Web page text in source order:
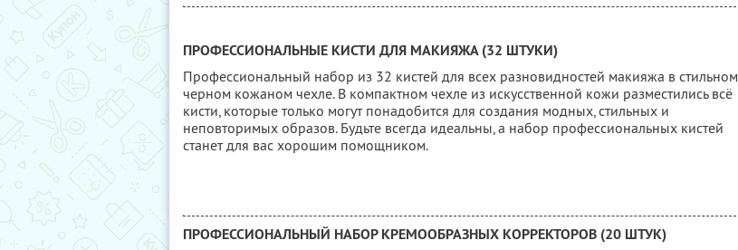
ПРОФЕССИОНАЛЬНЫЕ КИСТИ ДЛЯ МАКИЯЖА (32 ШТУКИ)
Профессиональный набор из 32 кистей для всех разновидностей макияжа в стильном
черном кожаном чехле. В компактном чехле из искусственной кожи разместились всё
кисти, которые только могут понадобится для создания модных, стильных и
неповторимых образов. Будьте всегда идеальны, а набор профессиональных кистей
станет для вас хорошим помощником.
ПРОФЕССИОНАЛЬНЫЙ НАБОР КРЕМООБРАЗНЫХ КОРРЕКТОРОВ (20 ШТУК)